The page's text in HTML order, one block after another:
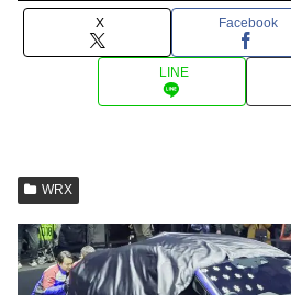
X Facebook
LINE
WRX